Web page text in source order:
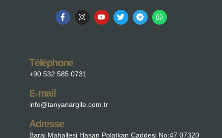
Téléphone
+90 532 585 0731
E-mail
info@tanyanargile.com.tr
Adresse
Baraj Mahallesi Hasan Polatkan Caddesi No:47 07320